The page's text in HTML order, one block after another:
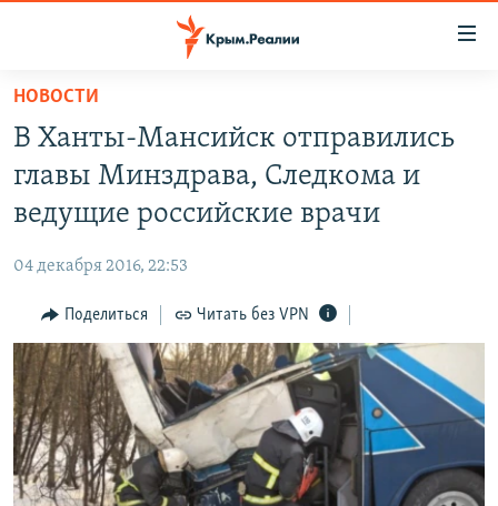
Вернуться
основному
содержанию
главной
навигации
Вернутся
поиску
11 ЛЕТ ОККУПАЦИИ КРЫМА. 11 ИСТОРИЙ СОПРОТИВЛЕНИЯ
ЕЩЕ
ИНТЕРАКТИВ
ИНФОГРАФИКА
ТЕЛЕПРОЕКТ КРЫМ.РЕАЛИИ
СОВЕТЫ ПРАВОЗАЩИТНИКОВ
ПРОПАВШИЕ БЕЗ ВЕСТИ
РАДІО СВОБОДА
КАК ОБОЙТИ БЛОКИРОВКУ
Українською
Qırımtatar
НОВОСТИ
В Ханты-Мансийск отправились
главы Минздрава, Следкома и
ведущие российские врачи
04 декабря 2016, 22:53
Поделиться Читать без VPN